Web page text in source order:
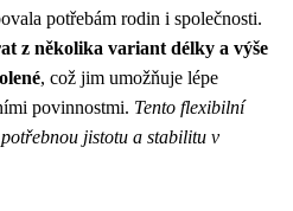
potřebám rodin i společnosti.
z několika variant délky a výše
, což jim umožňuje lépe
povinnostmi. Tento flexibilní
jistotu a stabilitu v